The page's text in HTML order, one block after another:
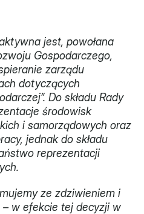
jest, powołana
Gospodarczego,
zarządu
dotyczących
Do składu Rady
środowisk
i samorządowych oraz
jednak do składu
reprezentacji
ze zdziwieniem i
– w efekcie tej decyzji w